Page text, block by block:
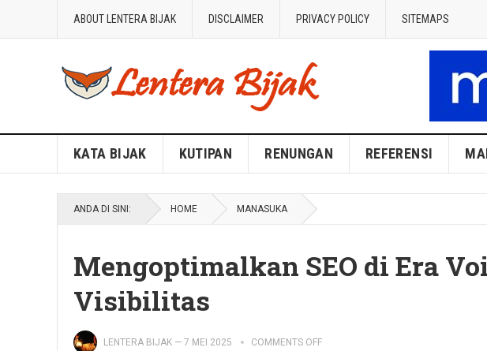
ABOUT LENTERA BIJAK DISCLAIMER PRIVACY POLICY SITEMAPS
Blog Lentera Bijak
KATA BIJAK KUTIPAN RENUNGAN REFERENSI
ANDA DI SINI: HOME MANASUKA
Mengoptimalkan SEO di Era
Visibilitas
LENTERA BIJAK — 7 MEI 2025 COMMENTS OFF